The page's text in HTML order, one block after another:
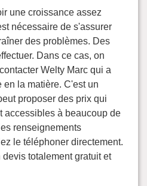
une croissance assez
nécessaire de s'assurer
des problèmes. Des
Dans ce cas, on
Welty Marc qui a
en la matière. C'est un
proposer des prix qui
accessibles à beaucoup de
renseignements
le téléphoner directement.
devis totalement gratuit et